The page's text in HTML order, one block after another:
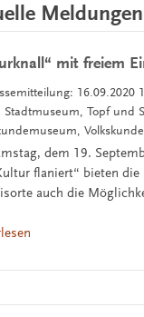
Meldungen
mit freiem
16.09.2020
Stadtmuseum, Topf und
dem 19.
flaniert“ bieten die
auch die